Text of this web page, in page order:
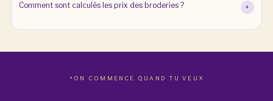
Comment sont calculés les prix des broderies ? +
ON COMMENCE QUAND TU VEUX